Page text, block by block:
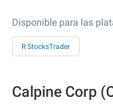
Disponible para las
R StocksTrader
Calpine Corp